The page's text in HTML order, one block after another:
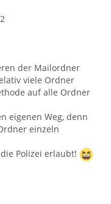
der Mailordner
viele Ordner
auf alle Ordner
eigenen Weg, denn
einzeln
Polizei erlaubt!